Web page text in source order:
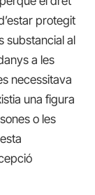
protegit
substancial al
a les
necessitava
una figura
o les